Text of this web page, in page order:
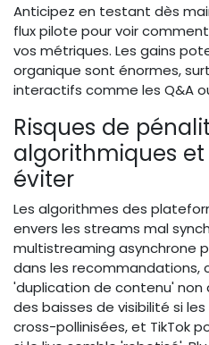
Anticipez en testant dès
flux pilote pour voir
vos métriques. Les gains
organique sont énormes,
interactifs comme les Q&A
Risques de
algorithmiques
éviter
Les algorithmes des
envers les streams mal
multistreaming asynchrone
dans les recommandations,
'duplication de contenu' non
des baisses de visibilité si
cross-pollinisées, et TikTok